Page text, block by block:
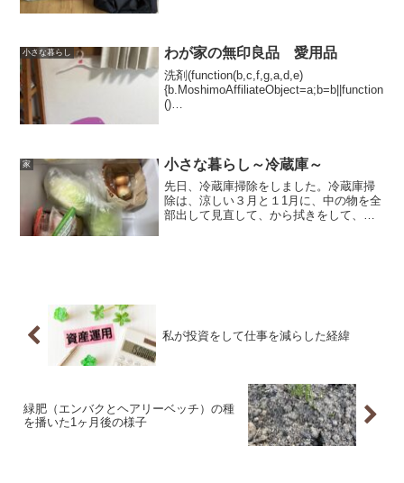
小さな暮らし わが家の無印良品 愛用品
洗剤(function(b,c,f,g,a,d,e)
{b.MoshimoAffiliateObject=a;b=b||function
()
家 小さな暮らし～冷蔵庫～
先日、冷蔵庫掃除をしました。冷蔵庫掃
除は、涼しい３月と１1月に、中の物を全
部出して見直して、から拭きをして、ゴ
私が投資をして仕事を減らした経緯
緑肥（エンバクとヘアリーベッチ）の種
を播いた1ヶ月後の様子